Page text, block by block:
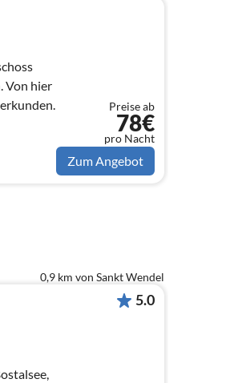
Von hier
Preise ab
78€
pro Nacht
Zum Angebot
0,9 km von Sankt Wendel
5.0